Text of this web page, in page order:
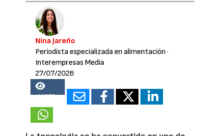
Nina Jareño
Periodista especializada en alimentación ·
Interempresas Media
27/07/2026
14638